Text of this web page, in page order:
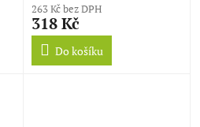
263 Kč bez DPH
318 Kč
Do košíku